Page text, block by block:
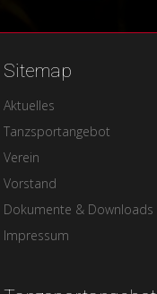
Sitemap
Navigation
Aktuelles
Tanzsportangebot
Verein
Vorstand
Dokumente & Downloads
Impressum